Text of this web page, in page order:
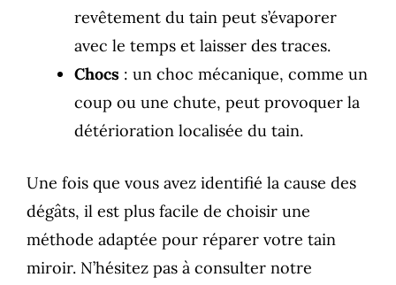
revêtement du tain peut s’évaporer
avec le temps et laisser des traces.
Chocs : un choc mécanique, comme un
coup ou une chute, peut provoquer la
détérioration localisée du tain.
Une fois que vous avez identifié la cause des
dégâts, il est plus facile de choisir une
méthode adaptée pour réparer votre tain
miroir. N’hésitez pas à consulter notre